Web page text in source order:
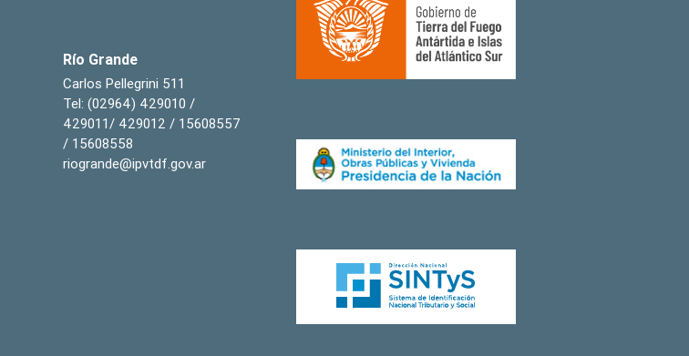
Río Grande
Carlos Pellegrini 511
Tel: (02964) 429010 /
429011/ 429012 / 15608557
/ 15608558
riogrande@ipvtdf.gov.ar